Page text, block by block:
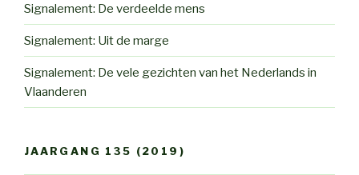
Signalement: De verdeelde mens
Signalement: Uit de marge
Signalement: De vele gezichten van het Nederlands in
Vlaanderen
JAARGANG 135 (2019)